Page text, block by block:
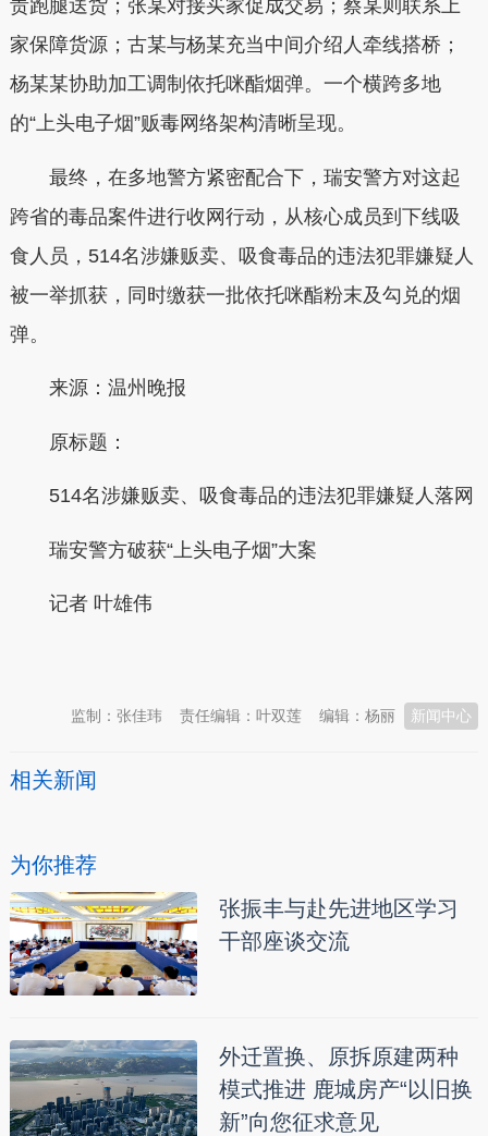
责跑腿送货；张某对接买家促成交易；蔡某则联系上
家保障货源；古某与杨某充当中间介绍人牵线搭桥；
杨某某协助加工调制依托咪酯烟弹。一个横跨多地
的“上头电子烟”贩毒网络架构清晰呈现。
最终，在多地警方紧密配合下，瑞安警方对这起
跨省的毒品案件进行收网行动，从核心成员到下线吸
食人员，514名涉嫌贩卖、吸食毒品的违法犯罪嫌疑人
被一举抓获，同时缴获一批依托咪酯粉末及勾兑的烟
弹。
来源：温州晚报
原标题：
514名涉嫌贩卖、吸食毒品的违法犯罪嫌疑人落网
瑞安警方破获“上头电子烟”大案
记者 叶雄伟
新闻中心
编辑：杨丽
责任编辑：叶双莲
监制：张佳玮
相关新闻
为你推荐
张振丰与赴先进地区学习
干部座谈交流
外迁置换、原拆原建两种
模式推进 鹿城房产“以旧换
新”向您征求意见